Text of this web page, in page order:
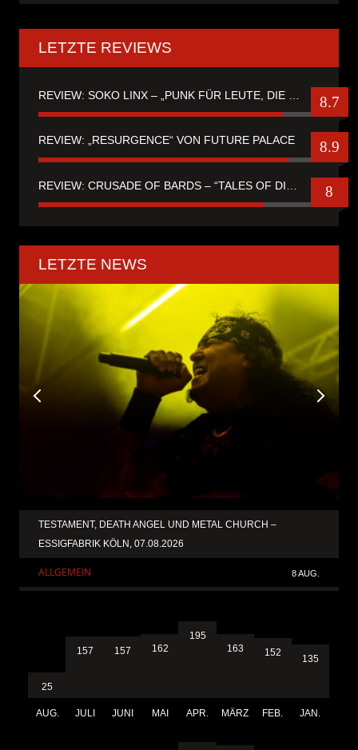
LETZTE REVIEWS
8.7
REVIEW: „RESURGENCE“ VON FUTURE PALACE 8.9
8
LETZTE NEWS
TESTAMENT, DEATH ANGEL UND METAL CHURCH –
ESSIGFABRIK KÖLN, 07.08.2026
ALLGEMEIN 8 AUG.
25
AUG.
157
JULI
157
JUNI
162
MAI
195
APR.
163
MÄRZ
152
FEB.
135
JAN.